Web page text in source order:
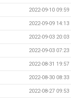
2022-09-10 09:59
2022-09-09 14:13
2022-09-03 20:03
2022-09-03 07:23
2022-08-31 19:57
2022-08-30 08:33
2022-08-27 09:53